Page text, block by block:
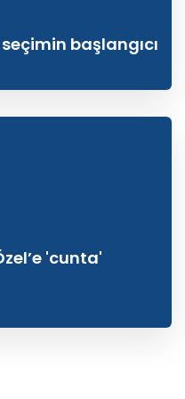
başlangıcı
'cunta'